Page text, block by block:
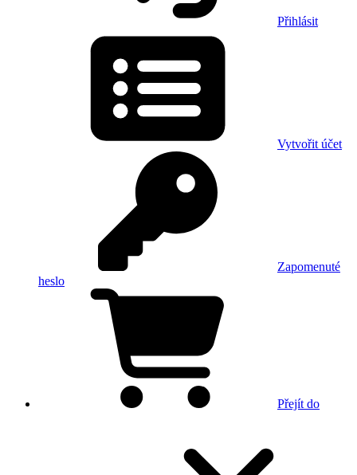
Přihlásit
Vytvořit účet
Zapomenuté
heslo
Přejít do